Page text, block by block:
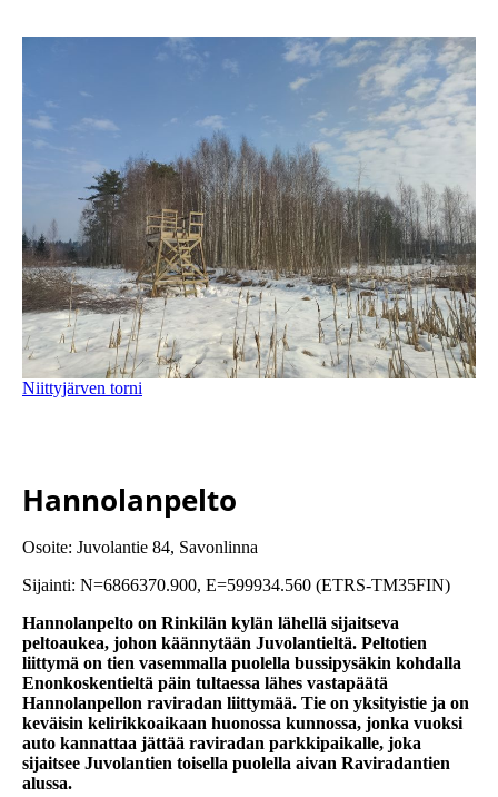
Niittyjärven torni
Hannolanpelto
Osoite: Juvolantie 84, Savonlinna
Sijainti: N=6866370.900, E=599934.560 (ETRS-TM35FIN)
Hannolanpelto on Rinkilän kylän lähellä sijaitseva
peltoaukea, johon käännytään Juvolantieltä. Peltotien
liittymä on tien vasemmalla puolella bussipysäkin kohdalla
Enonkoskentieltä päin tultaessa lähes vastapäätä
Hannolanpellon raviradan liittymää. Tie on yksityistie ja on
keväisin kelirikkoaikaan huonossa kunnossa, jonka vuoksi
auto kannattaa jättää raviradan parkkipaikalle, joka
sijaitsee Juvolantien toisella puolella aivan Raviradantien
alussa.